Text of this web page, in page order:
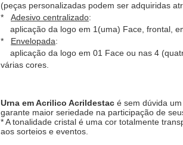
(peças personalizadas podem ser adquiridas
*
Adesivo centralizado:
aplicação da logo em 1(uma) Face, frontal,
*
Envelopada:
aplicação da logo em 01 Face ou nas 4
várias cores.
Urna em Acrilico Acrildestac é sem dúvida
garante maior seriedade na participação de
* A tonalidade cristal é uma cor totalmente
aos sorteios e eventos.